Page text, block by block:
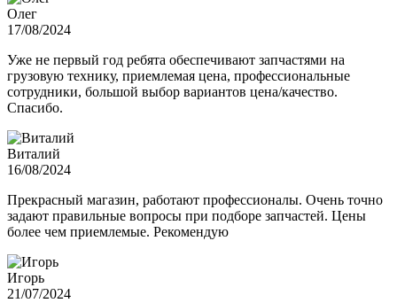
Олег
17/08/2024
Уже не первый год ребята обеспечивают запчастями на
грузовую технику, приемлемая цена, профессиональные
сотрудники, большой выбор вариантов цена/качество.
Спасибо.
Виталий
16/08/2024
Прекрасный магазин, работают профессионалы. Очень точно
задают правильные вопросы при подборе запчастей. Цены
более чем приемлемые. Рекомендую
Игорь
21/07/2024